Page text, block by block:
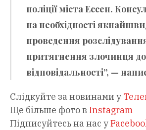
поліції міста Ессен.
на необхідності
проведення
притягнення злочинця до
відповідальності”, —
Слідкуйте за новинами у
Ще більше фото в Instagram
Підписуйтесь на нас у